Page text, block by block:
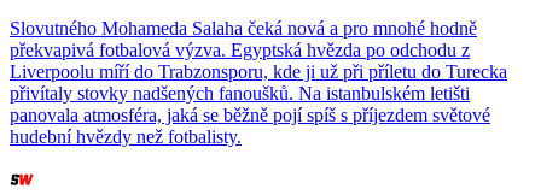
Slovutného Mohameda Salaha čeká nová a pro mnohé hodně
překvapivá fotbalová výzva. Egyptská hvězda po odchodu z
Liverpoolu míří do Trabzonsporu, kde ji už při příletu do Turecka
přivítaly stovky nadšených fanoušků. Na istanbulském letišti
panovala atmosféra, jaká se běžně pojí spíš s příjezdem světové
hudební hvězdy než fotbalisty.